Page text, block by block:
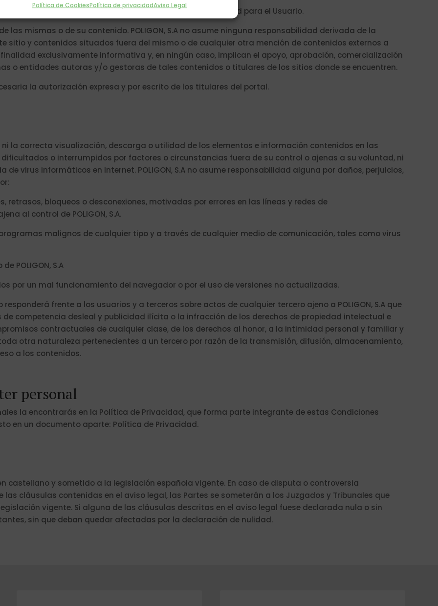
Política de CookiesPolítica de privacidadAviso Legal
terceros se han establecido únicamente como una utilidad para el Usuario.
de las mismas o de su contenido. POLIGON, S.A no asume ninguna responsabilidad derivada de la
sitio y contenidos situados fuera del mismo o de cualquier otra mención de contenidos externos a
exclusivamente informativa y, en ningún caso, implican el apoyo, aprobación, comercialización
o entidades autoras y/o gestoras de tales contenidos o titulares de los sitios donde se encuentren.
la autorización expresa y por escrito de los titulares del portal.
ni la correcta visualización, descarga o utilidad de los elementos e información contenidos en las
o interrumpidos por factores o circunstancias fuera de su control o ajenas a su voluntad, ni
virus informáticos en Internet. POLIGON, S.A no asume responsabilidad alguna por daños, perjuicios,
retrasos, bloqueos o desconexiones, motivadas por errores en las líneas y redes de
al control de POLIGON, S.A.
malignos de cualquier tipo y a través de cualquier medio de comunicación, tales como virus
POLIGON, S.A
por un mal funcionamiento del navegador o por el uso de versiones no actualizadas.
responderá frente a los usuarios y a terceros sobre actos de cualquier tercero ajeno a POLIGON, S.A que
competencia desleal y publicidad ilícita o la infracción de los derechos de propiedad intelectual e
contractuales de cualquier clase, de los derechos al honor, a la intimidad personal y familiar y
otra naturaleza pertenecientes a un tercero por razón de la transmisión, difusión, almacenamiento,
a los contenidos.
personal
la encontrarás en la Política de Privacidad, que forma parte integrante de estas Condiciones
en un documento aparte: Política de Privacidad.
castellano y sometido a la legislación española vigente. En caso de disputa o controversia
cláusulas contenidas en el aviso legal, las Partes se someterán a los Juzgados y Tribunales que
vigente. Si alguna de las cláusulas descritas en el aviso legal fuese declarada nula o sin
sin que deban quedar afectadas por la declaración de nulidad.